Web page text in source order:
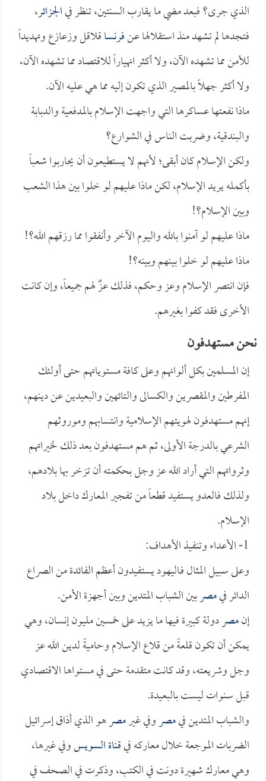
الذي جرى؟ فبعد مضي ما يقارب السنتين، تنظر فيالجزائر،
فتجدها لم تشهد منذ استقلالها عنفرنساقلاقل وزعازع وتهديداً
للأمن مما تشهده الآن، ولا أكثر انهياراً للاقتصاد مما تشهده الآن،
ولا أكثر جهلاً بالمصير الذي تكون إليه مما هي عليه الآن.
ماذا نفعتها عساكرها التي واجهت الإسلام بالمدفعية والدبابة
والبندقية، وضربت الناس في الشوارع؟
ولكن الإسلام كان أبقى؛ لأنهم لا يستطيعون أن يحاربوا شعباً
بأكمله يريد الإسلام، لكن ماذا عليهم لو خلوا بين هذا الشعب
وبين الإسلام؟!
ماذا عليهم لو آمنوا بالله واليوم الآخر وأنفقوا مما رزقهم الله؟!
ماذا عليهم لو خلوا بينهم وبينه؟!
فإن انتصر الإسلام وعز وحكم، فذلك عزٌ لهم جميعاً، وإن كانت
الأخرى فقد كفوا بغيرهم.
نحن مستهدفون
إن المسلمين بكل ألوانهم وعلى كافة مستوياتهم حتى أولئك
المفرطين والمقصرين والكسالى والتائهين والبعيدين عن دينهم،
إنهم مستهدفون لهويتهم الإسلامية وانتسابهم وموروثهم
الشرعي بالدرجة الأولى، ثم هم مستهدفون بعد ذلك لخيراتهم
وثرواتهم التي أراد الله عز وجل بحكمته أن تزخر بها بلادهم،
ولذلك فالعدو يستفيد قطعاً من تفجير المعارك داخل بلاد
الإسلام.
1- الأعداء وتنفيذ الأهداف:
وعلى سبيل المثال فـاليهود يستفيدون أعظم الفائدة من الصراع
الدائر فيمصربين الشباب المتدين وبين أجهزة الأمن.
إنمصردولة كبيرة فيها ما يزيد على خمسين مليون إنسان، وهي
يمكن أن تكون قلعةً من قلاع الإسلام وحاميةً لدين الله عز
وجل وشريعته، وقد كانت متقدمة حتى في مستواها الاقتصادي
قبل سنوات ليست بالبعيدة.
والشباب المتدين فيمصروفي غيرمصرهو الذي أذاق إسرائيل
الضربات الموجعة خلال معاركه فيقناة السويسوفي غيرها،
وهي معارك شهيرة دونت في الكتب، وذكرت في الصحف في